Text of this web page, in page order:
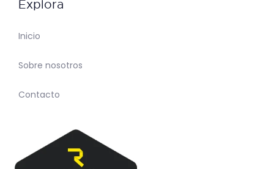
Explora
Inicio
Sobre nosotros
Contacto